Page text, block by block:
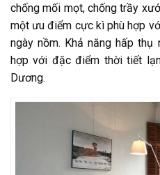
chống mối mọt, chống trầy
một ưu điểm cực kì phù hợp
ngày nồm. Khả năng hấp thụ
hợp với đặc điểm thời tiết
Dương.